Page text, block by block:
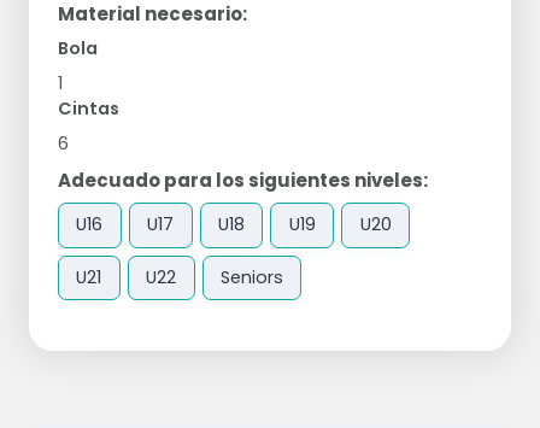
Material necesario:
Bola
1
Cintas
6
Adecuado para los siguientes niveles:
U16 U17 U18 U19 U20
U21 U22 Seniors